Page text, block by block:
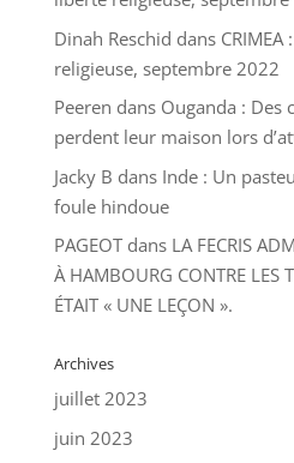
Dinah Reschid dans
religieuse, septembre 2022
Peeren dans Ouganda : Des
perdent leur maison lors
Jacky B dans Inde : Un
foule hindoue
PAGEOTdans LA FECRIS
À HAMBOURG CONTRE LES
ÉTAIT « UNE LEÇON ».
Archives
juillet 2023
juin 2023